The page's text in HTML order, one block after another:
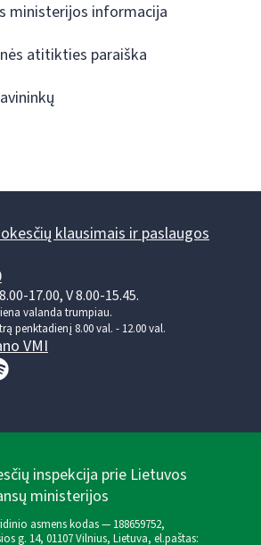
ministerijos informacija
atitikties paraiška
klausimais ir paslaugos
17.00, V 8.00-15.45.
valanda trumpiau.
penktadienį 8.00 val. - 12.00 val.
VMI
inspekcija prie Lietuvos
ministerijos
asmens kodas — 188659752,
g. 14, 01107 Vilnius, Lietuva, el.paštas: